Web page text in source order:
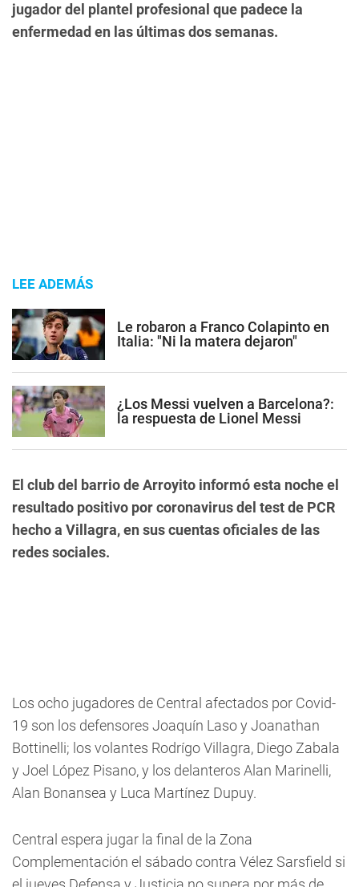
jugador del plantel profesional que padece la
enfermedad en las últimas dos semanas.
LEE ADEMÁS
Le robaron a Franco Colapinto en
Italia: "Ni la matera dejaron"
¿Los Messi vuelven a Barcelona?:
la respuesta de Lionel Messi
El club del barrio de Arroyito informó esta noche el
resultado positivo por coronavirus del test de PCR
hecho a Villagra, en sus cuentas oficiales de las
redes sociales.
Los ocho jugadores de Central afectados por Covid-
19 son los defensores Joaquín Laso y Joanathan
Bottinelli; los volantes Rodrígo Villagra, Diego Zabala
y Joel López Pisano, y los delanteros Alan Marinelli,
Alan Bonansea y Luca Martínez Dupuy.
Central espera jugar la final de la Zona
Complementación el sábado contra Vélez Sarsfield si